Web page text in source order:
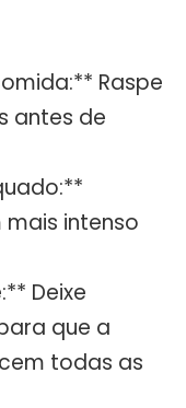
Raspe
antes de
intenso
Deixe
que a
todas as